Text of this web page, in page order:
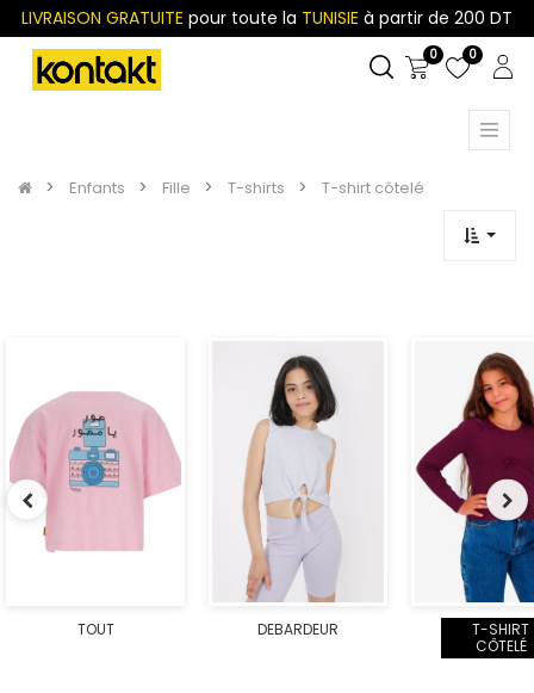
LIVRAISON GRATUITE pour toute la TUNISIE à partir de 200 DT
0 0
Enfants Fille T-shirts T-shirt côtelé
TOUT DEBARDEUR
T-SHIRT
CÔTELÉ